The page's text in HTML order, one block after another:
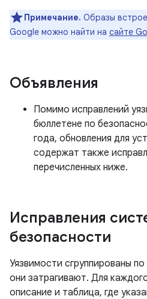
Примечание. Образы
Google можно найти на сайте
Объявления
Помимо исправлений
бюллетене по
года, обновления для
содержат также
перечисленных ниже.
Исправления
безопасности
Уязвимости сгруппированы
они затрагивают. Для
описание и таблица, где